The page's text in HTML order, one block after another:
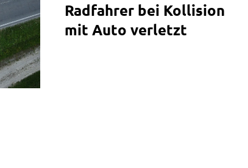
Radfahrer bei Kollision
mit Auto verletzt